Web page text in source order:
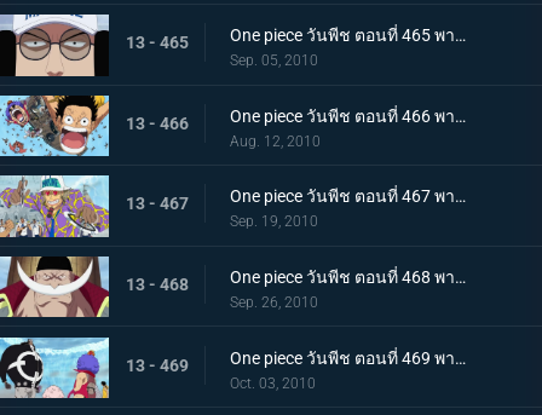
13 - 465 One piece วันพีช ตอนที่ 465 พากย์ไทย ผู้ชนะเท่านั้นที่ถูกต้อง! แผนของเซ็นโงคุเริ่มออกลาย!
Sep. 05, 2010
13 - 466 One piece วันพีช ตอนที่ 466 พากย์ไทย ทีมหมวกฟางมาถึงแล้ว! สนามรบเดือดถึงขีดสุด
Aug. 12, 2010
13 - 467 One piece วันพีช ตอนที่ 467 พากย์ไทย ถึงต้องตายก็จะช่วย การต่อสู้ของ ลูฟี่ กับ กองทัพเรือ เริ่มแล้ว
Sep. 19, 2010
13 - 468 One piece วันพีช ตอนที่ 468 พากย์ไทย สงครามยังคงดุเดือด! การต่อสู้ระหว่างผู้มีพลังพิเศษ
Sep. 26, 2010
13 - 469 One piece วันพีช ตอนที่ 469 พากย์ไทย เหตุผิดปกติที่เกิดจากคุมะ หมัดแห่งความโกรธของคุณอีวา
Oct. 03, 2010